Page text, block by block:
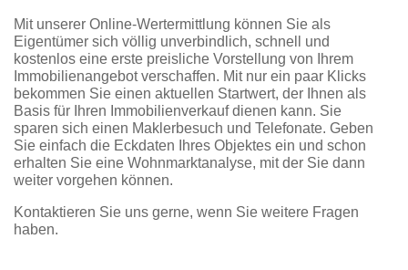
Mit unserer Online-Wertermittlung können Sie als
Eigentümer sich völlig unverbindlich, schnell und
kostenlos eine erste preisliche Vorstellung von Ihrem
Immobilienangebot verschaffen. Mit nur ein paar Klicks
bekommen Sie einen aktuellen Startwert, der Ihnen als
Basis für Ihren Immobilienverkauf dienen kann. Sie
sparen sich einen Maklerbesuch und Telefonate. Geben
Sie einfach die Eckdaten Ihres Objektes ein und schon
erhalten Sie eine Wohnmarktanalyse, mit der Sie dann
weiter vorgehen können.
Kontaktieren Sie uns gerne, wenn Sie weitere Fragen
haben.